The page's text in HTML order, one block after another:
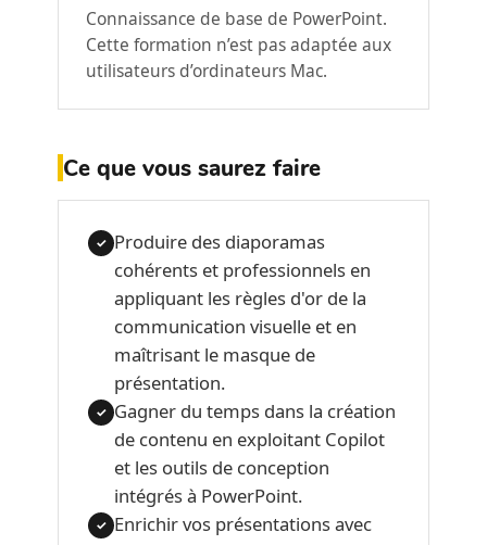
Connaissance de base de PowerPoint.
Cette formation n’est pas adaptée aux
utilisateurs d’ordinateurs Mac.
Ce que vous saurez faire
✓ Produire des diaporamas
cohérents et professionnels en
appliquant les règles d'or de la
communication visuelle et en
maîtrisant le masque de
présentation.
✓ Gagner du temps dans la création
de contenu en exploitant Copilot
et les outils de conception
intégrés à PowerPoint.
✓ Enrichir vos présentations avec